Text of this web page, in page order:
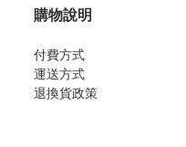
購物說明
付費方式
運送方式
退換貨政策